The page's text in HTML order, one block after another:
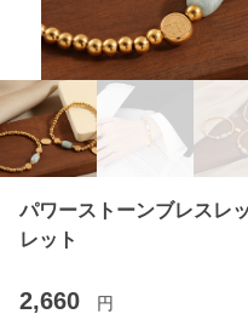
パワーストーンブレスレ
レット
2,660 円